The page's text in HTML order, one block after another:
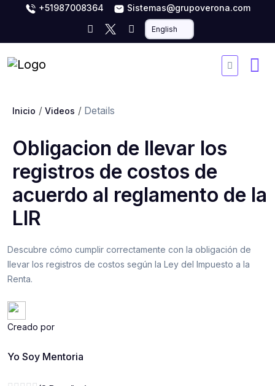
+51987008364 Sistemas@grupoverona.com
Inicio Videos Details
Obligacion de llevar los
registros de costos de
acuerdo al reglamento de la
LIR
Descubre cómo cumplir correctamente con la obligación de
llevar los registros de costos según la Ley del Impuesto a la
Renta.
Creado por
Yo Soy Mentoria